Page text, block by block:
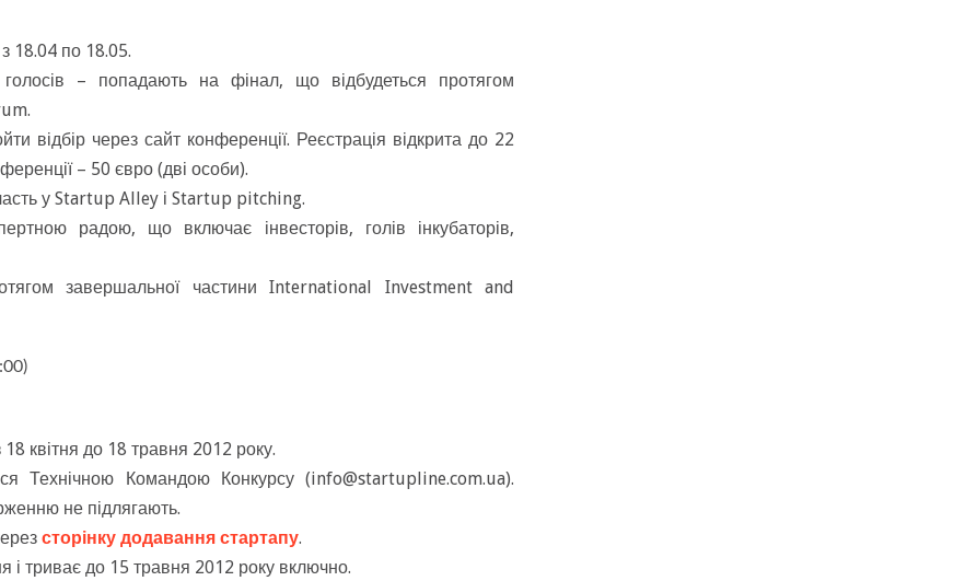
18.04 по 18.05.
– попадають на фінал, що відбудеться протягом
відбір через сайт конференції. Реєстрація відкрита до 22
– 50 євро (дві особи).
у Startup Alley і Startup pitching.
радою, що включає інвесторів, голів інкубаторів,
завершальної частини International Investment and
квітня до 18 травня 2012 року.
Технічною Командою Конкурсу (info@startupline.com.ua).
не підлягають.
сторінку додавання стартапу.
і триває до 15 травня 2012 року включно.